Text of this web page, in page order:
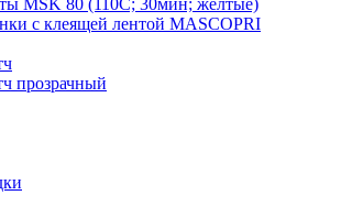
MSK 80 (110С; 30мин; желтые)
с клеящей лентой MASCOPRI
прозрачный